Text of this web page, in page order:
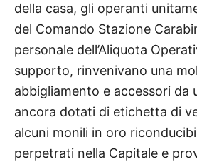
della casa, gli operanti
del Comando Stazione
personale dell’Aliquota
supporto, rinvenivano una
abbigliamento e accessori da
ancora dotati di etichetta di
alcuni monili in oro
perpetrati nella Capitale e